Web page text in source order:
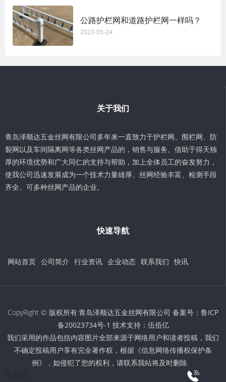
公路护栏网和道路护栏网一样吗？
2023-05-24
关于我们
青岛泽顺达五金丝网有限公司多年来一直致力于护栏网、围栏网、防
裂网以及车间隔离网等各类丝网产品的，销售与服务。借助于得天独
厚的环境优势和广大同仁的支持与帮助，加上全体员工的奋发努力，
使我公司迅速发展成为一个技术力量雄厚、丝网经验丰富、检测手段
齐全、可多种丝网产品的企业。
快速导航
网站首页 公司简介 行业资讯 企业动态 联系我们 快讯
CopyRight © 版权所有:青岛泽顺达五金丝网有限公司 备案号： 鲁ICP
备20023734号-1 技术支持： 伍佰亿
我们采用的作品包括内容图片全部来源于网络用户和读者投稿，我们
不确定投稿用户享有完全著作权，根据《信息网络传播权保护条
例》，如侵犯了您的权利，请联系我站将及时删除。